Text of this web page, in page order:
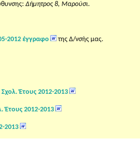
Δήμητρος 8, Μαρούσι.
2012 έγγραφο της Δ/νσής μας.
Έτους 2012-2013
Έτους 2012-2013
2013